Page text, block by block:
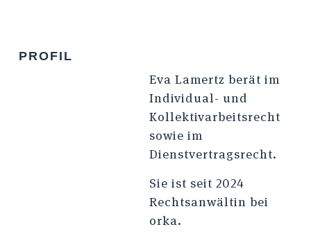
PROFIL
Eva Lamertz berät im
Individual- und
Kollektivarbeitsrecht
sowie im
Dienstvertragsrecht.
Sie ist seit 2024
Rechtsanwältin bei
orka.